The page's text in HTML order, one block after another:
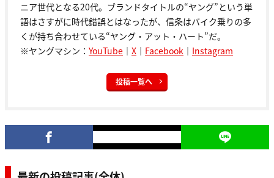
ニア世代となる20代。ブランドタイトルの“ヤング”という単
語はさすがに時代錯誤とはなったが、信条はバイク乗りの多
くが持ち合わせている“ヤング・アット・ハート”だ。
※ヤングマシン： YouTube ｜ X ｜ Facebook ｜ Instagram
投稿一覧へ